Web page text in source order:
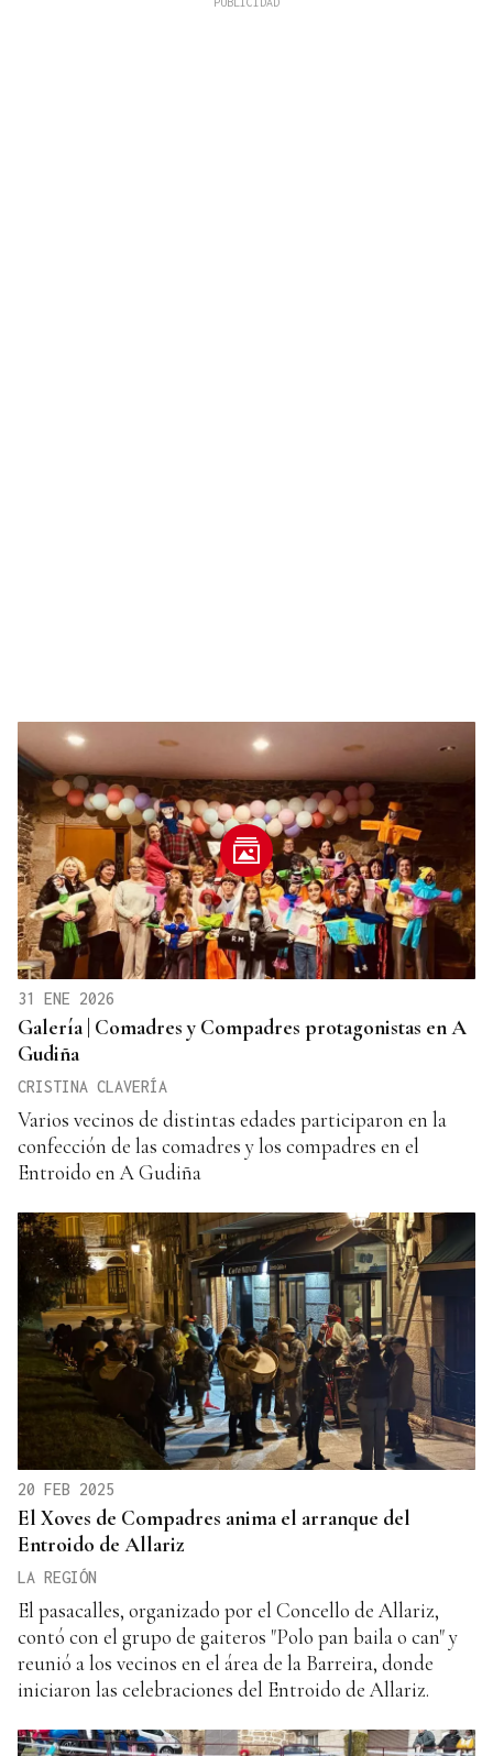
31 ENE 2026
Galería | Comadres y Compadres protagonistas en A
Gudiña
CRISTINA CLAVERÍA
Varios vecinos de distintas edades participaron en la
confección de las comadres y los compadres en el
Entroido en A Gudiña
20 FEB 2025
El Xoves de Compadres anima el arranque del
Entroido de Allariz
LA REGIÓN
El pasacalles, organizado por el Concello de Allariz,
contó con el grupo de gaiteros "Polo pan baila o can" y
reunió a los vecinos en el área de la Barreira, donde
iniciaron las celebraciones del Entroido de Allariz.